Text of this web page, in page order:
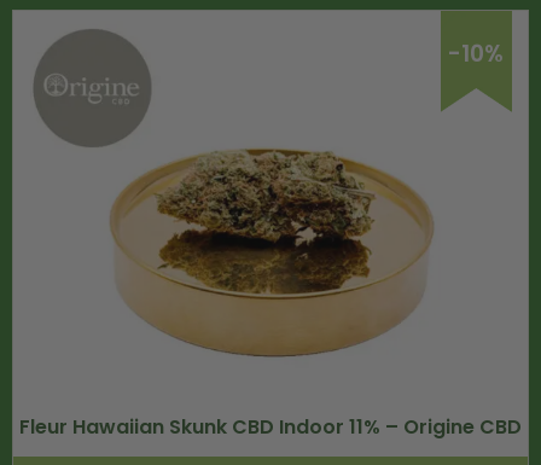
-10%
Fleur Hawaiian Skunk CBD Indoor 11% – Origine CBD